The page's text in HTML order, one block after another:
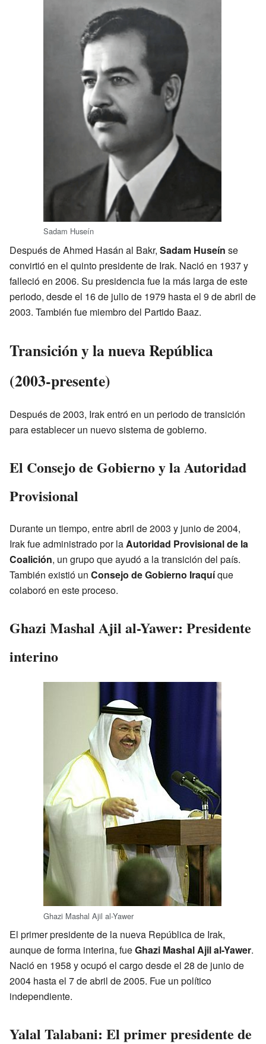
Sadam Huseín
Después de Ahmed Hasán al Bakr, Sadam Huseín se
convirtió en el quinto presidente de Irak. Nació en 1937 y
falleció en 2006. Su presidencia fue la más larga de este
periodo, desde el 16 de julio de 1979 hasta el 9 de abril de
2003. También fue miembro del Partido Baaz.
Transición y la nueva República
(2003-presente)
Después de 2003, Irak entró en un periodo de transición
para establecer un nuevo sistema de gobierno.
El Consejo de Gobierno y la Autoridad
Provisional
Durante un tiempo, entre abril de 2003 y junio de 2004,
Irak fue administrado por laAutoridad Provisional de la
Coalición, un grupo que ayudó a la transición del país.
También existió un Consejo de Gobierno Iraquíque
colaboró en este proceso.
Ghazi Mashal Ajil al-Yawer: Presidente
interino
Ghazi Mashal Ajil al-Yawer
El primer presidente de la nueva República de Irak,
aunque de forma interina, fueGhazi Mashal Ajil al-Yawer.
Nació en 1958 y ocupó el cargo desde el 28 de junio de
2004 hasta el 7 de abril de 2005. Fue un político
independiente.
Yalal Talabani: El primer presidente de